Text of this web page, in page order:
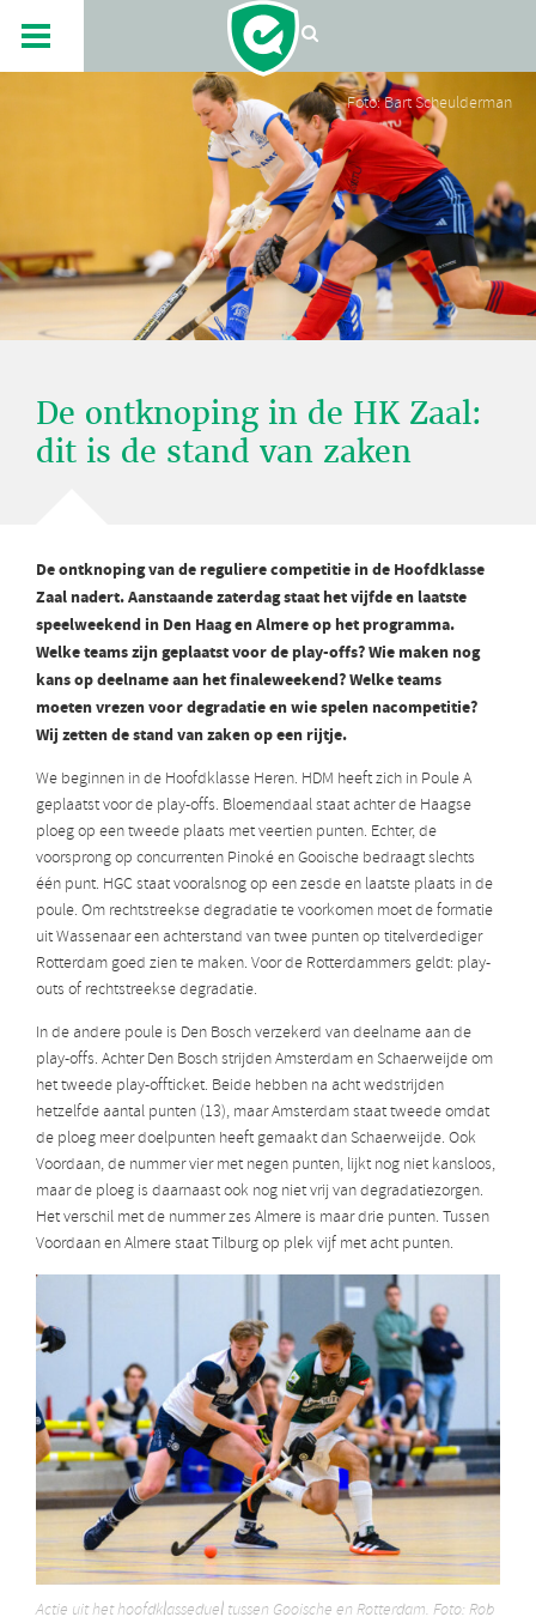
Foto: Bart Scheulderman
De ontknoping in de HK Zaal:
dit is de stand van zaken
De ontknoping van de reguliere competitie in de Hoofdklasse
Zaal nadert. Aanstaande zaterdag staat het vijfde en laatste
speelweekend in Den Haag en Almere op het programma.
Welke teams zijn geplaatst voor de play-offs? Wie maken nog
kans op deelname aan het finaleweekend? Welke teams
moeten vrezen voor degradatie en wie spelen nacompetitie?
Wij zetten de stand van zaken op een rijtje.
We beginnen in de Hoofdklasse Heren. HDM heeft zich in Poule A
geplaatst voor de play-offs. Bloemendaal staat achter de Haagse
ploeg op een tweede plaats met veertien punten. Echter, de
voorsprong op concurrenten Pinoké en Gooische bedraagt slechts
één punt. HGC staat vooralsnog op een zesde en laatste plaats in de
poule. Om rechtstreekse degradatie te voorkomen moet de formatie
uit Wassenaar een achterstand van twee punten op titelverdediger
Rotterdam goed zien te maken. Voor de Rotterdammers geldt: play-
outs of rechtstreekse degradatie.
In de andere poule is Den Bosch verzekerd van deelname aan de
play-offs. Achter Den Bosch strijden Amsterdam en Schaerweijde om
het tweede play-offticket. Beide hebben na acht wedstrijden
hetzelfde aantal punten (13), maar Amsterdam staat tweede omdat
de ploeg meer doelpunten heeft gemaakt dan Schaerweijde. Ook
Voordaan, de nummer vier met negen punten, lijkt nog niet kansloos,
maar de ploeg is daarnaast ook nog niet vrij van degradatiezorgen.
Het verschil met de nummer zes Almere is maar drie punten. Tussen
Voordaan en Almere staat Tilburg op plek vijf met acht punten.
Actie uit het hoofdklasseduel tussen Gooische en Rotterdam. Foto: Rob